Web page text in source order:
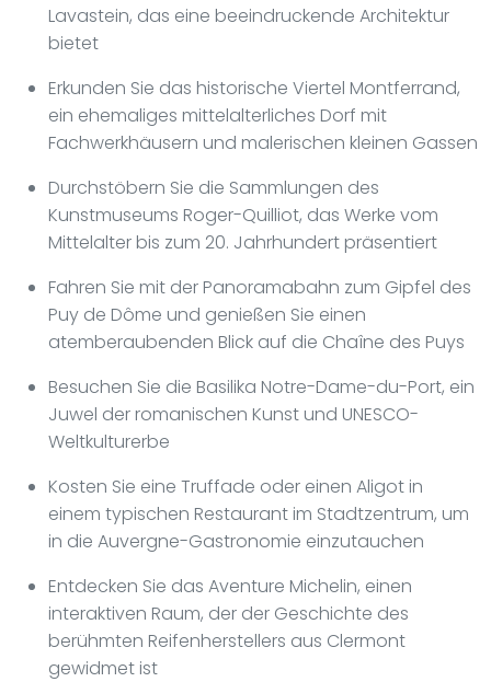
Lavastein, das eine beeindruckende Architektur
bietet
Erkunden Sie das historische Viertel Montferrand,
ein ehemaliges mittelalterliches Dorf mit
Fachwerkhäusern und malerischen kleinen Gassen
Durchstöbern Sie die Sammlungen des
Kunstmuseums Roger-Quilliot, das Werke vom
Mittelalter bis zum 20. Jahrhundert präsentiert
Fahren Sie mit der Panoramabahn zum Gipfel des
Puy de Dôme und genießen Sie einen
atemberaubenden Blick auf die Chaîne des Puys
Besuchen Sie die Basilika Notre-Dame-du-Port, ein
Juwel der romanischen Kunst und UNESCO-
Weltkulturerbe
Kosten Sie eine Truffade oder einen Aligot in
einem typischen Restaurant im Stadtzentrum, um
in die Auvergne-Gastronomie einzutauchen
Entdecken Sie das Aventure Michelin, einen
interaktiven Raum, der der Geschichte des
berühmten Reifenherstellers aus Clermont
gewidmet ist